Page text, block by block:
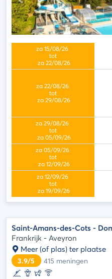
Saint-Amans-des-Cots -
Frankrijk - Aveyron
Meer (of plas) ter plaatse
3.9/5 415 meningen